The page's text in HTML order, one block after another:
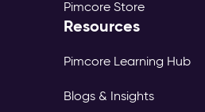
Pimcore Store
Resources
Pimcore Learning Hub
Blogs & Insights